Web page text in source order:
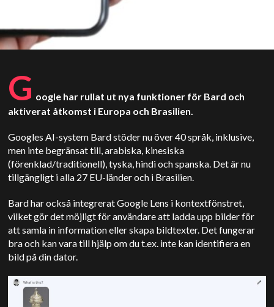
G oogle har rullat ut nya funktioner för Bard och
aktiverat åtkomst i Europa och Brasilien.
Googles AI-system Bard stöder nu över 40 språk, inklusive,
men inte begränsat till, arabiska, kinesiska
(förenklad/traditionell), tyska, hindi och spanska. Det är nu
tillgängligt i alla 27 EU-länder och i Brasilien.
Bard har också integrerat Google Lens i kontextfönstret,
vilket gör det möjligt för användare att ladda upp bilder för
att samla in information eller skapa bildtexter. Det fungerar
bra och kan vara till hjälp om du t.ex. inte kan identifiera en
bild på din dator.